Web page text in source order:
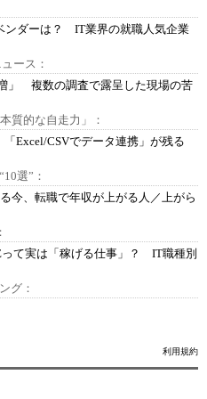
ンダーは？ IT業界の就職人気企業
ース：
」 複数の調査で露呈した現場の苦
質的な自走力」：
「Excel/CSVでデータ連携」が残る
選”：
今、転職で年収が上がる人／上がら
って実は「稼げる仕事」？ IT職種別
グ：
利用規約